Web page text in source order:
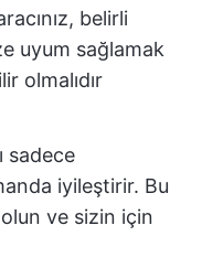
belirli
uyum sağlamak
olmalıdır
sadece
iyileştirir. Bu
ve sizin için